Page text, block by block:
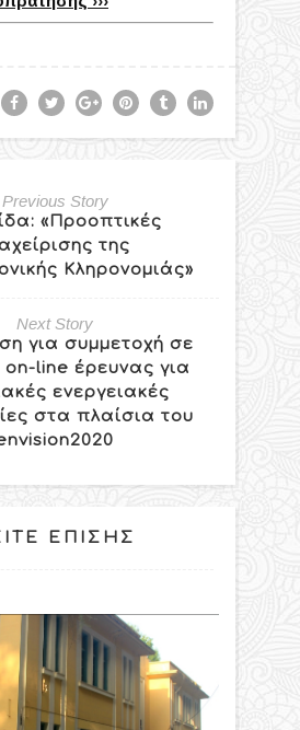
Previous Story
«Προοπτικές
της
Κληρονομιάς»
Next Story
για συμμετοχή σε
line έρευνας για
ενεργειακές
στα πλαίσια του
ΕΠΊΣΗΣ